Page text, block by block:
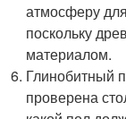
атмосферу
поскольку
материалом.
Глинобитный
проверена